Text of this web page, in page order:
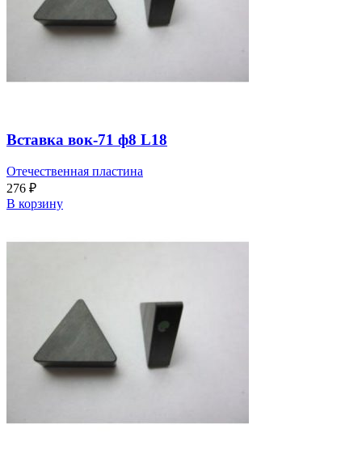
Вставка вок-71 ф8 L18
Отечественная пластина
276 ₽
В корзину